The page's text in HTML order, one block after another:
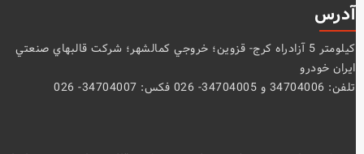
آدرس
كيلومتر 5 آزادراه كرج- قزوين؛ خروجي كمالشهر؛ شركت قالبهاي صنعتي
ايران خودرو
تلفن: 34704006 و 34704005- 026 فکس: 34704007- 026